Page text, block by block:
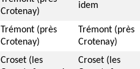
Crotenay)
idem
Trémont (près
Crotenay)
Trémont (près
Crotenay)
Croset (les
Croset (les